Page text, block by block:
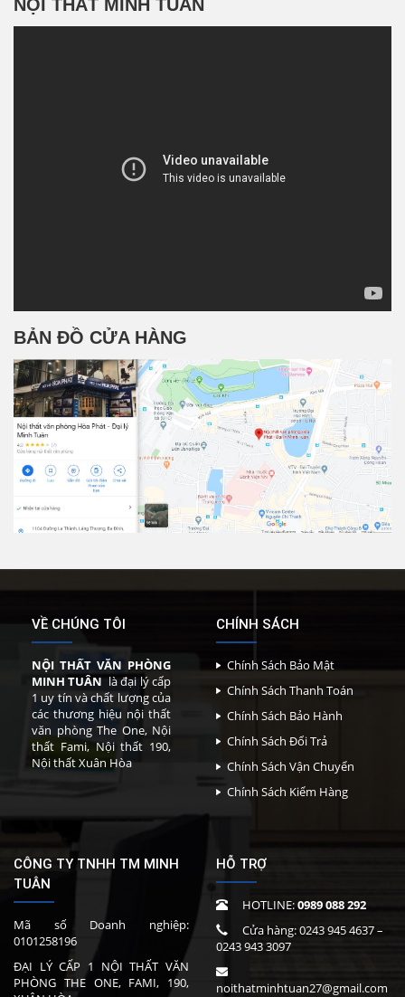
NỘI THẤT MINH TUÂN
BẢN ĐỒ CỬA HÀNG
VỀ CHÚNG TÔI
NỘI THẤT VĂN PHÒNG
MINH TUÂN là đại lý cấp
1 uy tín và chất lượng của
các thương hiệu nội thất
văn phòng The One, Nội
thất Fami, Nội thất 190,
Nội thất Xuân Hòa
CHÍNH SÁCH
Chính Sách Bảo Mật
Chính Sách Thanh Toán
Chính Sách Bảo Hành
Chính Sách Đổi Trả
Chính Sách Vận Chuyển
Chính Sách Kiểm Hàng
CÔNG TY TNHH TM MINH
TUÂN
Mã số Doanh nghiệp:
0101258196
ĐẠI LÝ CẤP 1 NỘI THẤT VĂN
PHÒNG THE ONE, FAMI, 190,
HỖ TRỢ
HOTLINE:0989 088 292
Cửa hàng:0243 945 4637–
0243 943 3097
noithatminhtuan27@gmail.com